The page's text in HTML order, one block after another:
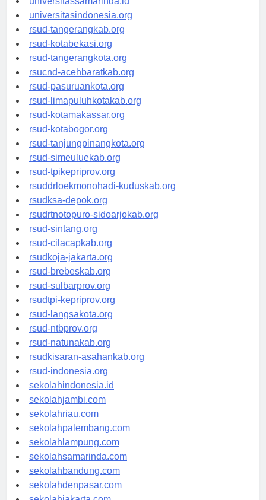
universitasindonesia.org
rsud-tangerangkab.org
rsud-kotabekasi.org
rsud-tangerangkota.org
rsucnd-acehbaratkab.org
rsud-pasuruankota.org
rsud-limapuluhkotakab.org
rsud-kotamakassar.org
rsud-kotabogor.org
rsud-tanjungpinangkota.org
rsud-simeuluekab.org
rsud-tpikepriprov.org
rsuddrloekmonohadi-kuduskab.org
rsudksa-depok.org
rsudrtnotopuro-sidoarjokab.org
rsud-sintang.org
rsud-cilacapkab.org
rsudkoja-jakarta.org
rsud-brebeskab.org
rsud-sulbarprov.org
rsudtpi-kepriprov.org
rsud-langsakota.org
rsud-ntbprov.org
rsud-natunakab.org
rsudkisaran-asahankab.org
rsud-indonesia.org
sekolahindonesia.id
sekolahjambi.com
sekolahriau.com
sekolahpalembang.com
sekolahlampung.com
sekolahsamarinda.com
sekolahbandung.com
sekolahdenpasar.com